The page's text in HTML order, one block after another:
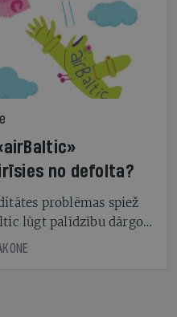
no defolta?
problēmas spiež
lūgt palīdzību dārgo
turētājiem, taču